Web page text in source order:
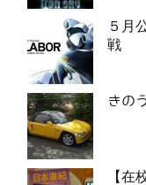
５月
戦
きの
【在